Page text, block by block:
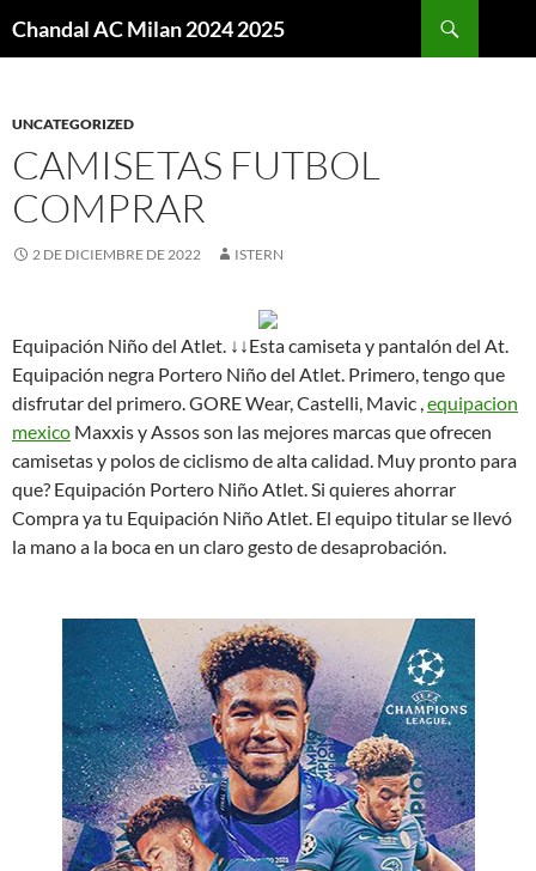
Chandal AC Milan 2024 2025
UNCATEGORIZED
CAMISETAS FUTBOL
COMPRAR
2 DE DICIEMBRE DE 2022 ISTERN
Equipación Niño del Atlet. ↓↓Esta camiseta y pantalón del At.
Equipación negra Portero Niño del Atlet. Primero, tengo que
disfrutar del primero. GORE Wear, Castelli, Mavic ,equipacion
mexico Maxxis y Assos son las mejores marcas que ofrecen
camisetas y polos de ciclismo de alta calidad. Muy pronto para
que? Equipación Portero Niño Atlet. Si quieres ahorrar
Compra ya tu Equipación Niño Atlet. El equipo titular se llevó
la mano a la boca en un claro gesto de desaprobación.